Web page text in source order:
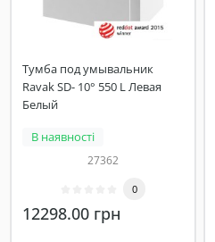
Тумба под умывальник
Ravak SD- 10° 550 L Левая
Белый
В наявності
27362
0
12298.00 грн